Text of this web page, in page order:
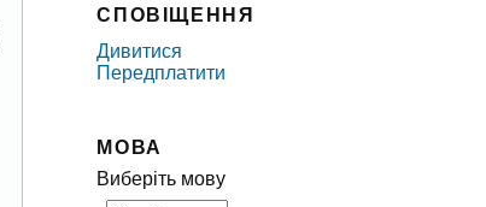
СПОВІЩЕННЯ
Дивитися
Передплатити
МОВА
Виберіть мову